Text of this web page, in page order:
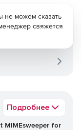
Подробнее
MIMEsweeper for
не можем сказать
свяжется